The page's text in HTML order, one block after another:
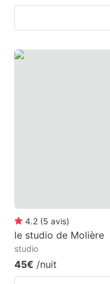
4.2 (5 avis)
le studio de Molière
studio
45€ /nuit